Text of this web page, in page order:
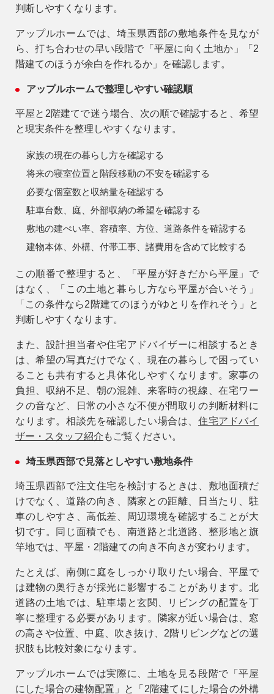
判断しやすくなります。
アップルホームでは、埼玉県西部の敷地条件を見なが
ら、打ち合わせの早い段階で「平屋に向く土地か」「2
階建てのほうが余白を作れるか」を確認します。
アップルホームで整理しやすい確認順
平屋と2階建てで迷う場合、次の順で確認すると、希望
と現実条件を整理しやすくなります。
家族の現在の暮らし方を確認する
将来の寝室位置と階段移動の不安を確認する
必要な個室数と収納量を確認する
駐車台数、庭、外部収納の希望を確認する
敷地の建ぺい率、容積率、方位、道路条件を確認する
建物本体、外構、付帯工事、諸費用を含めて比較する
この順番で整理すると、「平屋が好きだから平屋」で
はなく、「この土地と暮らし方なら平屋が合いそう」
「この条件なら2階建てのほうがゆとりを作れそう」と
判断しやすくなります。
また、設計担当者や住宅アドバイザーに相談するとき
は、希望の写真だけでなく、現在の暮らしで困ってい
ることも共有すると具体化しやすくなります。家事の
負担、収納不足、朝の混雑、来客時の視線、在宅ワー
クの音など、日常の小さな不便が間取りの判断材料に
なります。相談先を確認したい場合は、 住宅アドバイ
ザー・スタッフ紹介 もご覧ください。
埼玉県西部で見落としやすい敷地条件
埼玉県西部で注文住宅を検討するときは、敷地面積だ
けでなく、道路の向き、隣家との距離、日当たり、駐
車のしやすさ、高低差、周辺環境を確認することが大
切です。同じ面積でも、南道路と北道路、整形地と旗
竿地では、平屋・2階建ての向き不向きが変わります。
たとえば、南側に庭をしっかり取りたい場合、平屋で
は建物の奥行きが採光に影響することがあります。北
道路の土地では、駐車場と玄関、リビングの配置を丁
寧に整理する必要があります。隣家が近い場合は、窓
の高さや位置、中庭、吹き抜け、2階リビングなどの選
択肢も比較対象になります。
アップルホームでは実際に、土地を見る段階で「平屋
にした場合の建物配置」と「2階建てにした場合の外構